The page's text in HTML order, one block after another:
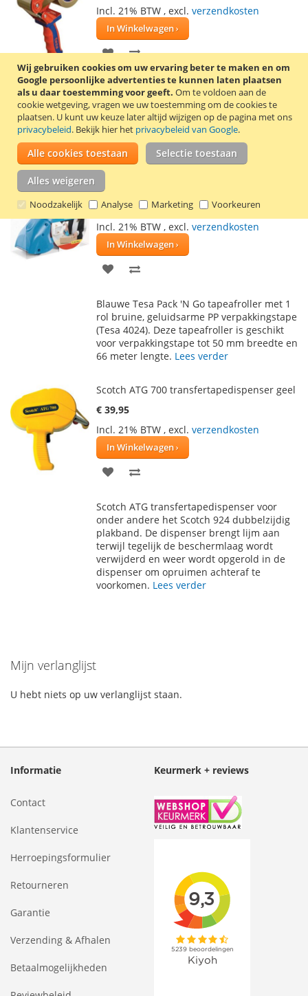
Wij gebruiken cookies om uw ervaring beter te maken en om
Google persoonlijke advertenties te kunnen laten plaatsen
als u daar toestemming voor geeft. Om te voldoen aan de
cookie wetgeving, vragen we uw toestemming om de cookies te
plaatsen. U kunt uw keuze later altijd wijzigen op de pagina met ons
privacybeleid. Bekijk hier het privacybeleid van Google.
Alle cookies toestaan Selectie toestaan
Alles weigeren
Noodzakelijk Analyse Marketing Voorkeuren
Incl. 21% BTW , excl. verzendkosten
In Winkelwagen
VOEG
TOE
AAN
VERLANGLIJST
TOEVOEGEN
OM
TE
VERGELIJKEN
Tesa comfort handdozensluiter voor
verpakkingstape tot 50 mm breedte en 132
meter lengte. De handdozensluiter heeft
een instelbare rem, waarmee de
afrolkracht van de tape kan worden
aangepast.
Lees verder
Tesa Pack 'N Go tapeafroller blauw
€ 11,45
Incl. 21% BTW , excl. verzendkosten
In Winkelwagen
VOEG
AAN
VERLANGLIJST
TE
VERGELIJKEN
Blauwe Tesa Pack 'N Go tapeafroller met 1
rol bruine, geluidsarme PP verpakkingstape
(Tesa 4024). Deze tapeafroller is geschikt
voor verpakkingstape tot 50 mm breedte en
66 meter lengte. Lees verder
Scotch ATG 700 transfertapedispenser geel
€ 39,95
Incl. 21% BTW , excl. verzendkosten
In Winkelwagen
VOEG
AAN
VERLANGLIJST
TE
VERGELIJKEN
Scotch ATG transfertapedispenser voor
onder andere het Scotch 924 dubbelzijdig
plakband. De dispenser brengt lijm aan
terwijl tegelijk de beschermlaag wordt
verwijderd en weer wordt opgerold in de
dispenser om opruimen achteraf te
voorkomen. Lees verder
Mijn verlanglijst
U hebt niets op uw verlanglijst staan.
Informatie
Contact
Klantenservice
Herroepingsformulier
Retourneren
Garantie
Verzending & Afhalen
Betaalmogelijkheden
Keurmerk + reviews